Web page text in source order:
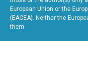
European Union or the
(EACEA). Neither the
them.